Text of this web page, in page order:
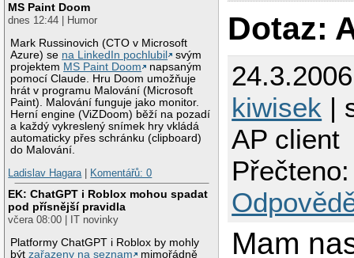
MS Paint Doom
dnes 12:44 | Humor
Mark Russinovich (CTO v Microsoft
Azure) se na LinkedIn pochlubil
svým
projektem MS Paint Doom
napsaným
pomocí Claude. Hru Doom umožňuje
hrát v programu Malování (Microsoft
Paint). Malování funguje jako monitor.
Herní engine (ViZDoom) běží na pozadí
a každý vykreslený snímek hry vkládá
automaticky přes schránku (clipboard)
do Malování.
Ladislav Hagara| Komentářů: 0
EK: ChatGPT i Roblox mohou spadat
pod přísnější pravidla
včera 08:00 | IT novinky
Platformy ChatGPT i Roblox by mohly
býtzařazeny na seznam
mimořádně
Dotaz:
kiwisek |
AP client
Mam